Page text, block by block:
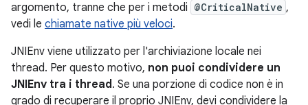
argomento, tranne che per i metodi @CriticalNative ,
vedi le chiamate native più veloci.
JNIEnv viene utilizzato per l'archiviazione locale nei
thread. Per questo motivo, non puoi condividere un
JNIEnv tra i thread. Se una porzione di codice non è in
grado di recuperare il proprio JNIEnv, devi condividere la